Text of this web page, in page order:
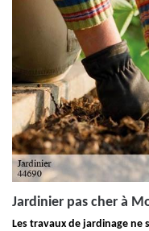
Jardinier pas cher à
Les travaux de jardinage ne